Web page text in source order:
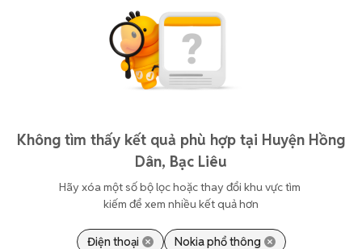
Không tìm thấy kết quả phù hợp tại Huyện Hồng
Dân, Bạc Liêu
Hãy xóa một số bộ lọc hoặc thay đổi khu vực tìm
kiếm để xem nhiều kết quả hơn
Điện thoại Nokia phổ thông